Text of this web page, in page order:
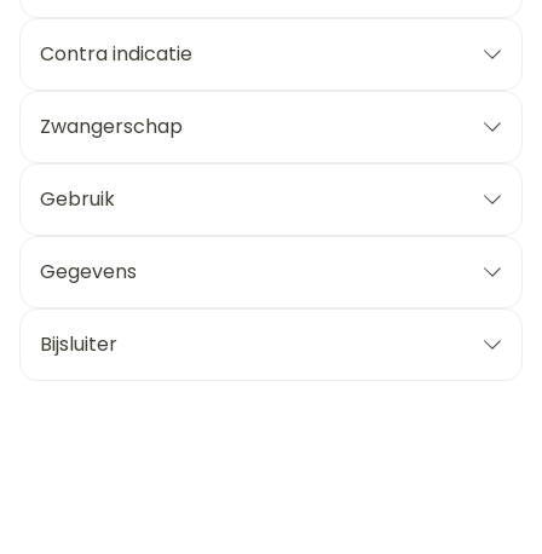
Contra indicatie
Zwangerschap
Gebruik
Gegevens
Bijsluiter